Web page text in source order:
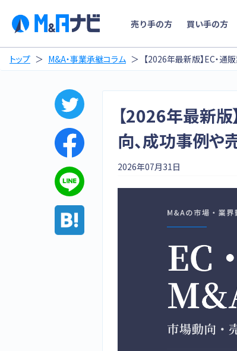
売り手の方 買い手の方
トップ M&A・事業承継コラム 【2026年最新版】EC・
【2026年最新
向、成功事例
2026年07月31日